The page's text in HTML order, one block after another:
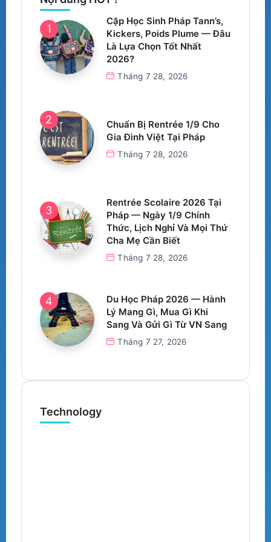
Cặp Học Sinh Pháp Tann’s,
Kickers, Poids Plume — Đâu
Là Lựa Chọn Tốt Nhất
2026?
Tháng 7 28, 2026
Chuẩn Bị Rentrée 1/9 Cho
Gia Đình Việt Tại Pháp
Tháng 7 28, 2026
Rentrée Scolaire 2026 Tại
Pháp — Ngày 1/9 Chính
Thức, Lịch Nghỉ Và Mọi Thứ
Cha Mẹ Cần Biết
Tháng 7 28, 2026
Du Học Pháp 2026 — Hành
Lý Mang Gì, Mua Gì Khi
Sang Và Gửi Gì Từ VN Sang
Tháng 7 27, 2026
Technology